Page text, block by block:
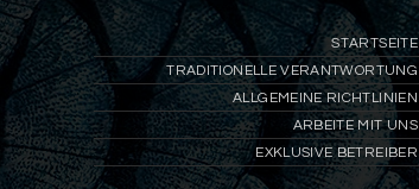
STARTSEITE
TRADITIONELLE VERANTWORTUNG
ALLGEMEINE RICHTLINIEN
ARBEITE MIT UNS
EXKLUSIVE BETREIBER